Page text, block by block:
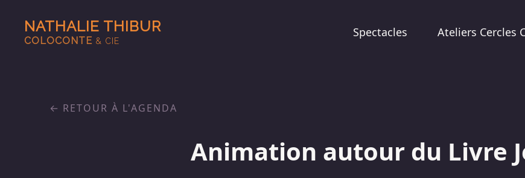
NATHALIE THIBUR
COLOCONTE & CIE
Spectacles Ateliers Cercles
Animation autour du Livre
RETOUR À L'AGENDA